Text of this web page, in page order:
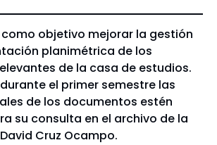
objetivo mejorar la gestión
planimétrica de los
de la casa de estudios.
el primer semestre las
de los documentos estén
su consulta en el archivo de la
Cruz Ocampo.